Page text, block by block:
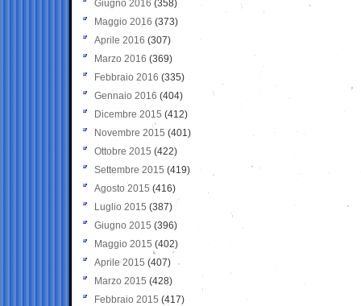
Giugno 2016 (358)
Maggio 2016 (373)
Aprile 2016 (307)
Marzo 2016 (369)
Febbraio 2016 (335)
Gennaio 2016 (404)
Dicembre 2015 (412)
Novembre 2015 (401)
Ottobre 2015 (422)
Settembre 2015 (419)
Agosto 2015 (416)
Luglio 2015 (387)
Giugno 2015 (396)
Maggio 2015 (402)
Aprile 2015 (407)
Marzo 2015 (428)
Febbraio 2015 (417)